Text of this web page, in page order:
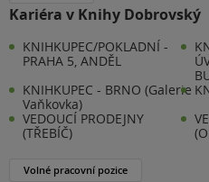
Kariéra v Knihy Dobrovský
KNIHKUPEC/POKLADNÍ -
PRAHA 5, ANDĚL
KNIHKUPEC - BRNO (Galerie
Vaňkovka)
VEDOUCÍ PRODEJNY
(TŘEBÍČ)
Volné pracovní pozice